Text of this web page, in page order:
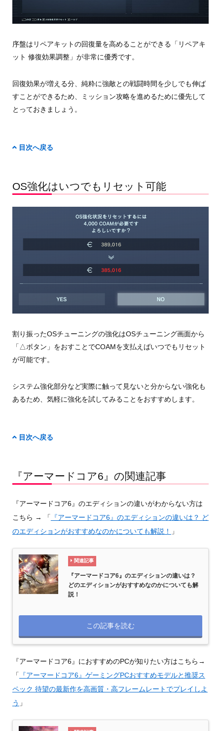
序盤はリペアキットの回復量を高めることができる「リペアキ
ット 修復効果調整」が非常に優秀です。
回復効果が増える分、純粋に強敵との戦闘時間を少しでも伸ば
すことができるため、ミッション攻略を進めるために優先して
とっておきましょう。
目次へ戻る
OS強化はいつでもリセット可能
割り振ったOSチューニングの強化はOSチューニング画面から
「△ボタン」をおすことでCOAMを支払えばいつでもリセット
が可能です。
システム強化部分など実際に触って見ないと分からない強化も
あるため、気軽に強化を試してみることをおすすめします。
目次へ戻る
『アーマードコア6』の関連記事
『アーマードコア6』のエディションの違いがわからない方は
こちら → 「
『アーマードコア6』のエディションの違いは？ ど
のエディションがおすすめなのかについても解説！
」
関連記事
『アーマードコア6』のエディションの違いは？
どのエディションがおすすめなのかについても解
説！
この記事を読む
『アーマードコア6』におすすめのPCが知りたい方はこちら→
「
『アーマードコア6』ゲーミングPCおすすめモデルと推奨ス
ペック 待望の最新作を高画質・高フレームレートでプレイしよ
う 」